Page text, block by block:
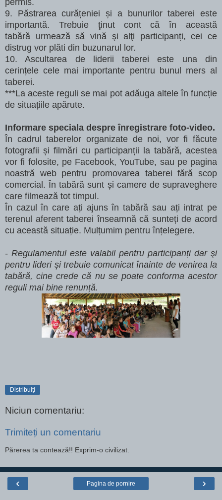
9. Păstrarea curățeniei și a bunurilor taberei este
importantă. Trebuie ţinut cont că în această
tabără urmează să vină şi alţi participanți, cei ce
distrug vor plăti din buzunarul lor.
10. Ascultarea de liderii taberei este una din
cerințele cele mai importante pentru bunul mers al
taberei.
***La aceste reguli se mai pot adăuga altele în funcție
de situațiile apărute.
Informare speciala despre înregistrare foto-video.
În cadrul taberelor organizate de noi, vor fi făcute
fotografii și filmări cu participanții la tabără, acestea
vor fi folosite, pe Facebook, YouTube, sau pe pagina
noastră web pentru promovarea taberei fără scop
comercial. În tabără sunt și camere de supraveghere
care filmează tot timpul.
În cazul în care ați ajuns în tabără sau ați intrat pe
terenul aferent taberei înseamnă că sunteți de acord
cu această situație. Mulțumim pentru înțelegere.
- Regulamentul este valabil pentru participanți dar şi
pentru lideri și trebuie comunicat înainte de venirea la
tabără, cine crede că nu se poate conforma acestor
reguli mai bine renunță.
Distribuiți
Niciun comentariu:
Trimiteți un comentariu
Părerea ta contează!! Exprim-o civilizat.
‹ ›
Pagina de pornire